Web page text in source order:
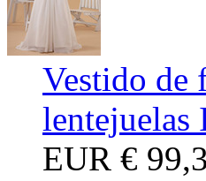
Vestido de
lentejuelas
EUR €